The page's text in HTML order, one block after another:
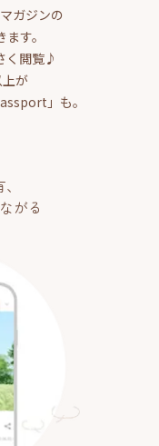
ガジンの
す。
く閲覧♪
が
」も。
がる